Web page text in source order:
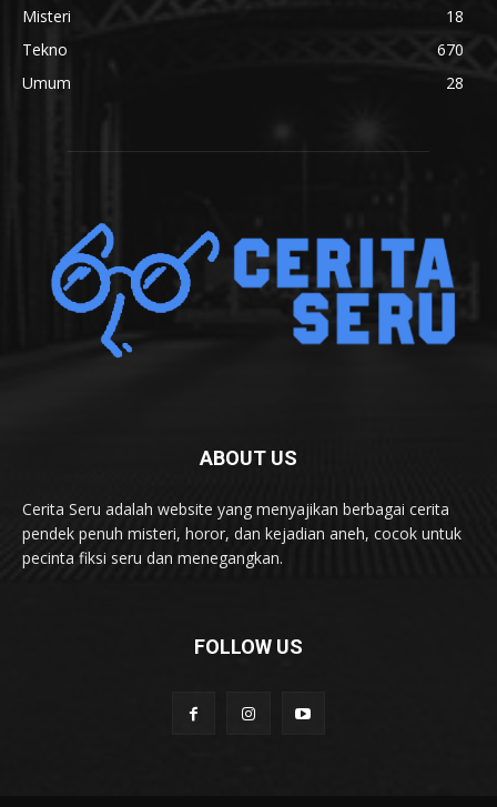
Misteri
18
Tekno
670
Umum
28
ABOUT US
Cerita Seru adalah website yang menyajikan berbagai cerita
pendek penuh misteri, horor, dan kejadian aneh, cocok untuk
pecinta fiksi seru dan menegangkan.
FOLLOW US